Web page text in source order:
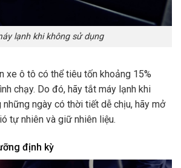
lạnh khi không sử dụng
xe ô tô có thể tiêu tốn khoảng 15%
chạy. Do đó, hãy tắt máy lạnh khi
những ngày có thời tiết dễ chịu, hãy mở
tự nhiên và giữ nhiên liệu.
định kỳ